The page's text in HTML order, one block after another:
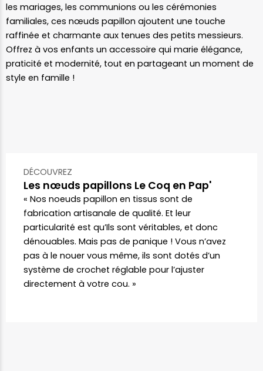
les mariages, les communions ou les cérémonies
familiales, ces nœuds papillon ajoutent une touche
raffinée et charmante aux tenues des petits messieurs.
Offrez à vos enfants un accessoire qui marie élégance,
praticité et modernité, tout en partageant un moment de
style en famille !
DÉCOUVREZ
Les nœuds papillons Le Coq en Pap'
« Nos noeuds papillon en tissus sont de
fabrication artisanale de qualité. Et leur
particularité est qu’Ils sont véritables, et donc
dénouables. Mais pas de panique ! Vous n’avez
pas à le nouer vous même, ils sont dotés d’un
système de crochet réglable pour l’ajuster
directement à votre cou. »